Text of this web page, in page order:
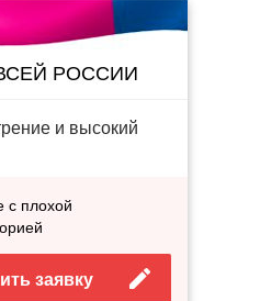
РОССИИ
и высокий
с плохой
заявку